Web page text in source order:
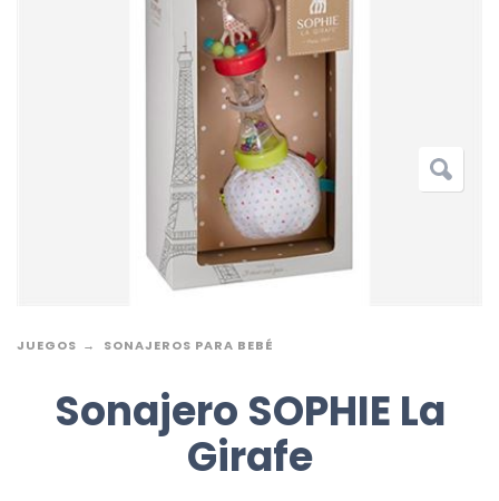
JUEGOS SONAJEROS PARA BEBÉ
Sonajero SOPHIE La
Girafe